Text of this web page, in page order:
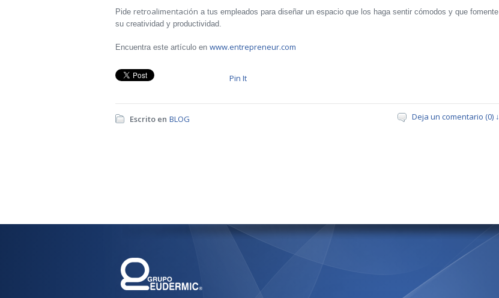
Pide retroalimentación a tus empleados para diseñar un espacio que los haga sentir cómodos y que fomente
su creatividad y productividad.
Encuentra este artículo en www.entrepreneur.com
Pin It
Escrito en BLOG Deja un comentario (0) ↓